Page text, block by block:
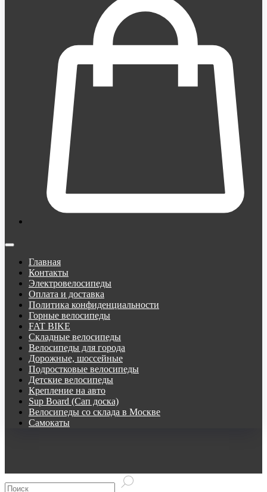
Главная
Контакты
Электровелосипеды
Оплата и доставка
Политика конфиденциальности
Горные велосипеды
FAT BIKE
Складные велосипеды
Велосипеды для города
Дорожные, шоссейные
Подростковые велосипеды
Детские велосипеды
Крепление на авто
Sup Board (Сап доска)
Велосипеды со склада в Москве
Самокаты